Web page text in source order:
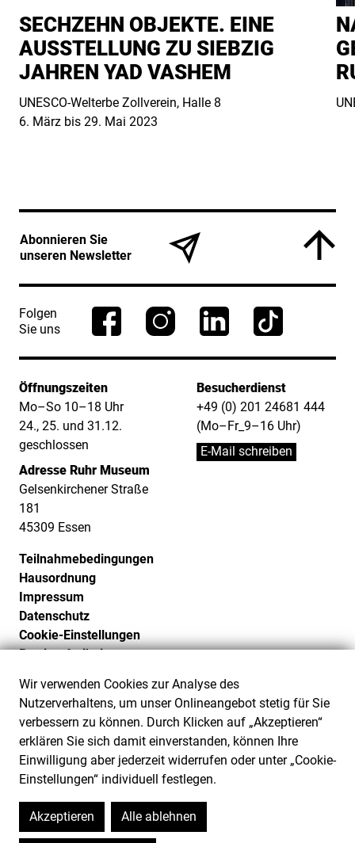
Wir verwenden Cookies zur Analyse des
Nutzerverhaltens, um unser Onlineangebot stetig für Sie
verbessern zu können. Durch Klicken auf „Akzeptieren“
erklären Sie sich damit einverstanden, können Ihre
Einwilligung aber jederzeit widerrufen oder unter „Cookie-
Einstellungen“ individuell festlegen.
Akzeptieren Alle ablehnen
SECHZEHN OBJEKTE. EINE
AUSSTELLUNG ZU SIEBZIG
JAHREN YAD VASHEM
UNESCO-Welterbe Zollverein, Halle 8
6. März bis 29. Mai 2023
Abonnieren Sie
unseren Newsletter
Folgen
Sie uns
Öffnungszeiten
Mo–So 10–18 Uhr
24., 25. und 31.12.
geschlossen
Adresse Ruhr Museum
Gelsenkirchener Straße
181
45309 Essen
Besucherdienst
+49 (0) 201 24681 444
(Mo–Fr_9–16 Uhr)
E-Mail schreiben
Teilnahmebedingungen
Hausordnung
Impressum
Datenschutz
Cookie-Einstellungen
Barrierefreiheit